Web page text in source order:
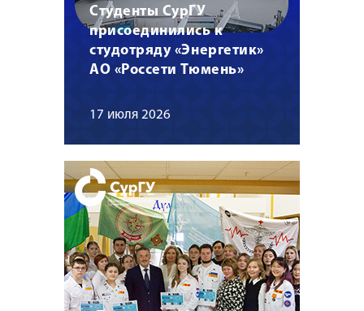
Студенты СурГУ
присоединились к
студотряду «Энергетик»
АО «Россети Тюмень»
17 июля 2026